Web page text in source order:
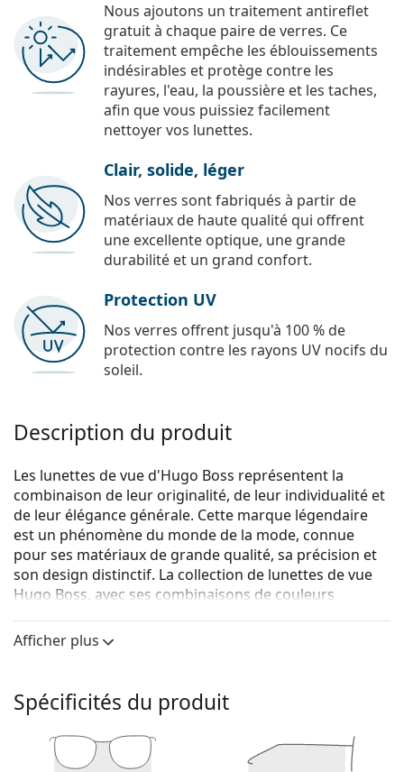
Nous ajoutons un traitement antireflet
gratuit à chaque paire de verres. Ce
traitement empêche les éblouissements
indésirables et protège contre les
rayures, l'eau, la poussière et les taches,
afin que vous puissiez facilement
nettoyer vos lunettes.
Clair, solide, léger
Nos verres sont fabriqués à partir de
matériaux de haute qualité qui offrent
une excellente optique, une grande
durabilité et un grand confort.
Protection UV
Nos verres offrent jusqu'à 100 % de
protection contre les rayons UV nocifs du
soleil.
Description du produit
Les lunettes de vue d'Hugo Boss représentent la
combinaison de leur originalité, de leur individualité et
de leur élégance générale. Cette marque légendaire
est un phénomène du monde de la mode, connue
pour ses matériaux de grande qualité, sa précision et
son design distinctif. La collection de lunettes de vue
Hugo Boss, avec ses combinaisons de couleurs
toutes les occasions.
Voyez de quoi vous avez l'air avec ces lunettes grâce à
la fonction d'essai virtuel de Lentiamo.
Monture de lunettes de vue
Afficher plus
Spécificités du produit